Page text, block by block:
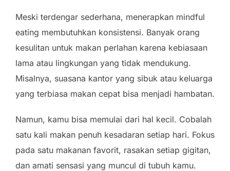
Meski terdengar sederhana, menerapkan mindful
eating membutuhkan konsistensi. Banyak orang
kesulitan untuk makan perlahan karena kebiasaan
lama atau lingkungan yang tidak mendukung.
Misalnya, suasana kantor yang sibuk atau keluarga
yang terbiasa makan cepat bisa menjadi hambatan.
Namun, kamu bisa memulai dari hal kecil. Cobalah
satu kali makan penuh kesadaran setiap hari. Fokus
pada satu makanan favorit, rasakan setiap gigitan,
dan amati sensasi yang muncul di tubuh kamu.